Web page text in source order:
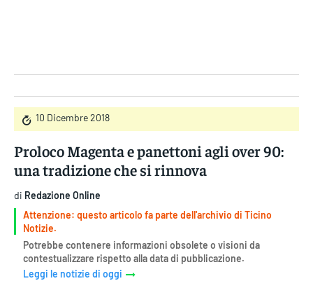
10 Dicembre 2018
Proloco Magenta e panettoni agli over 90:
una tradizione che si rinnova
di Redazione Online
Attenzione: questo articolo fa parte dell'archivio di Ticino
Notizie.
Potrebbe contenere informazioni obsolete o visioni da
contestualizzare rispetto alla data di pubblicazione.
Leggi le notizie di oggi